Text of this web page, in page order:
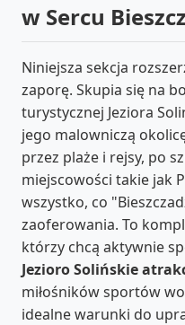
w Sercu
Niniejsza sekcja
zaporę. Skupia się na
turystycznej Jeziora
jego malowniczą
przez plaże i rejsy, po
miejscowości takie jak
wszystko, co
zaoferowania. To
którzy chcą aktywnie
Jezioro Solińskie
miłośników sportów
idealne warunki do